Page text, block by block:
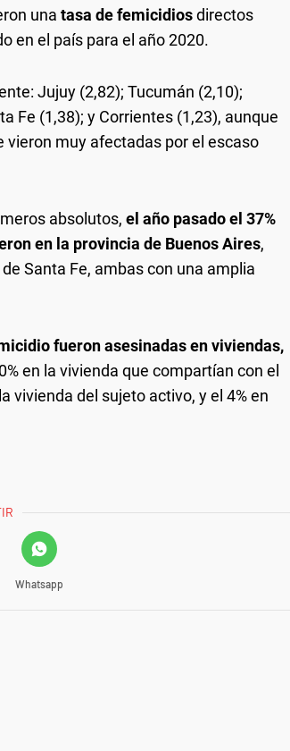
una tasa de femicidiosdirectos
en el país para el año 2020.
Jujuy (2,82); Tucumán (2,10);
Fe (1,38); y Corrientes (1,23), aunque
vieron muy afectadas por el escaso
absolutos, el año pasado el 37%
en la provincia de Buenos Aires,
Santa Fe, ambas con una amplia
fueron asesinadas en viviendas,
en la vivienda que compartían con el
vivienda del sujeto activo, y el 4% en
Whatsapp